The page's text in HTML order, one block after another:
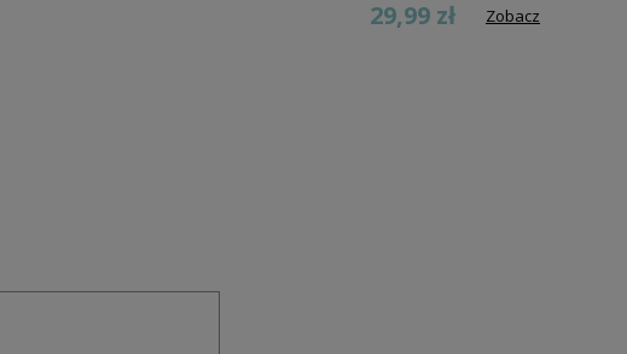
29,99 zł Zobacz